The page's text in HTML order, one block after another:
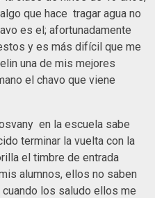
que hace tragar agua no
es el; afortunadamente
y es más difícil que me
una de mis mejores
el chavo que viene
en la escuela sabe
terminar la vuelta con la
el timbre de entrada
alumnos, ellos no saben
los saludo ellos me